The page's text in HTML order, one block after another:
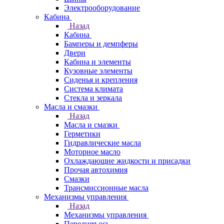
Электрооборудование
Кабина
Назад
Кабина
Бамперы и демпферы
Двери
Кабина и элементы
Кузовные элементы
Сиденья и крепления
Система климата
Стекла и зеркала
Масла и смазки
Назад
Масла и смазки
Герметики
Гидравлические масла
Моторное масло
Охлаждающие жидкости и присадки
Прочая автохимия
Смазки
Трансмиссионные масла
Механизмы управления
Назад
Механизмы управления